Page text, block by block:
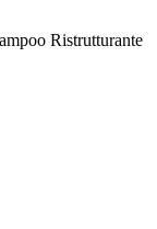
Ristrutturante